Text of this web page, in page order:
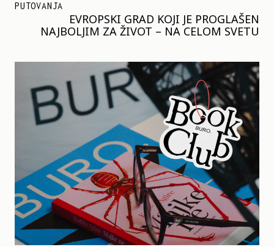
PUTOVANJA
EVROPSKI GRAD KOJI JE PROGLAŠEN
NAJBOLJIM ZA ŽIVOT – NA CELOM SVETU